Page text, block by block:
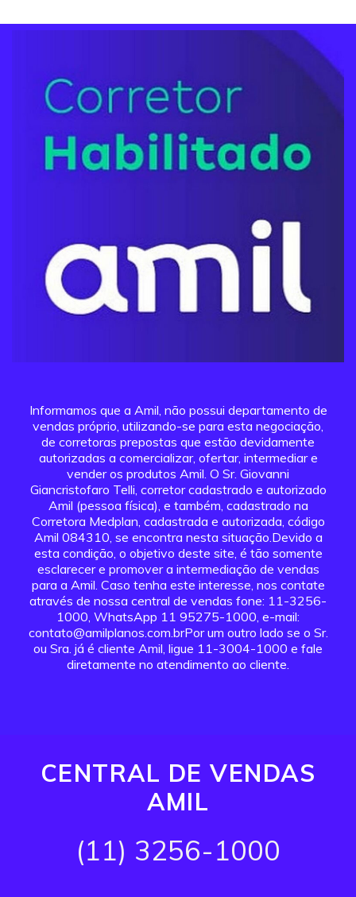
Informamos que a Amil, não possui departamento de
vendas próprio, utilizando-se para esta negociação,
de corretoras prepostas que estão devidamente
autorizadas a comercializar, ofertar, intermediar e
vender os produtos Amil. O Sr. Giovanni
Giancristofaro Telli, corretor cadastrado e autorizado
Amil (pessoa física), e também, cadastrado na
Corretora Medplan, cadastrada e autorizada, código
Amil 084310, se encontra nesta situação.Devido a
esta condição, o objetivo deste site, é tão somente
esclarecer e promover a intermediação de vendas
para a Amil. Caso tenha este interesse, nos contate
através de nossa central de vendas fone: 11-3256-
1000, WhatsApp 11 95275-1000, e-mail:
contato@amilplanos.com.brPor um outro lado se o Sr.
ou Sra. já é cliente Amil, ligue 11-3004-1000 e fale
diretamente no atendimento ao cliente.
CENTRAL DE VENDAS
AMIL
(11) 3256-1000